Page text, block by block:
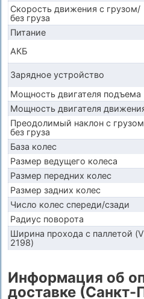
Скорость движения с грузом/
без груза
Питание
АКБ
Зарядное устройство
Мощность двигателя подъема
Мощность двигателя
Преодолимый наклон с
без груза
База колес
Размер ведущего колеса
Размер передних колес
Размер задних колес
Число колес спереди/сзади
Радиус поворота
Ширина прохода с паллетой
2198)
Информация об
доставке (Санкт-